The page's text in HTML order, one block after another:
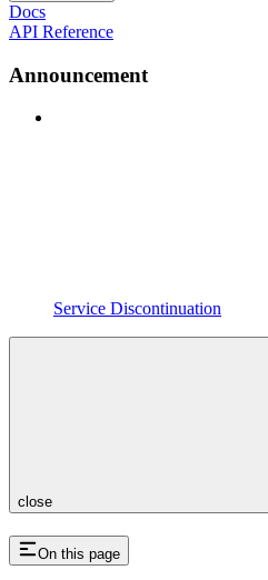
Docs
API Reference
Announcement
Service Discontinuation
close
On this page